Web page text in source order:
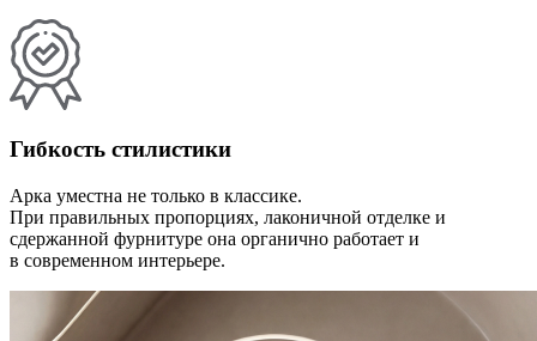
Гибкость стилистики
Арка уместна не только в классике.
При правильных пропорциях, лаконичной отделке и
сдержанной фурнитуре она органично работает и
в современном интерьере.